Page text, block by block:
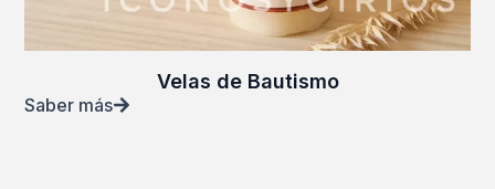
Velas de Bautismo
Saber más